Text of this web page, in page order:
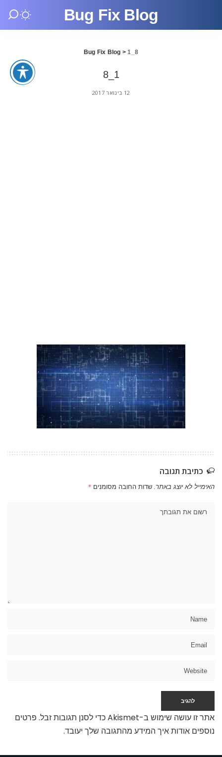
Bug Fix Blog
Bug Fix Blog >1_8
1_8
12 בינואר 2017
כתיבת תגובה
האימייל לא יוצג באתר. שדות החובה מסומנים *
אתר זו עושה שימוש ב-Akismet כדי לסנן תגובות זבל.
פרטים
נוספים אודות איך המידע מהתגובה שלך יעובד.